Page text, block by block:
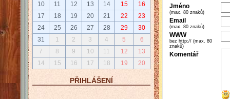
Jméno
(max. 80 znaků)
Email
(max. 80 znaků)
WWW
bez http:// (max. 80
znaků)
Komentář
10
11 12 13 14 15
16
17
18 19 20 21 22
23
24
25 26 27 28 29
30
31
1 2 3 4 5
6
7
8 9 10 11 12
13
14
15 16 17 18 19 20
PŘIHLÁŠENÍ